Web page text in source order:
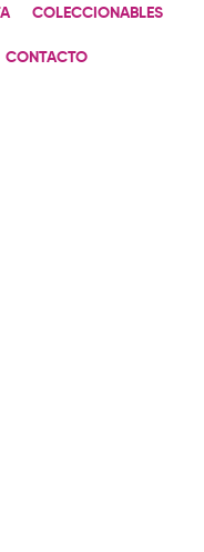
COLECCIONABLES
CONTACTO